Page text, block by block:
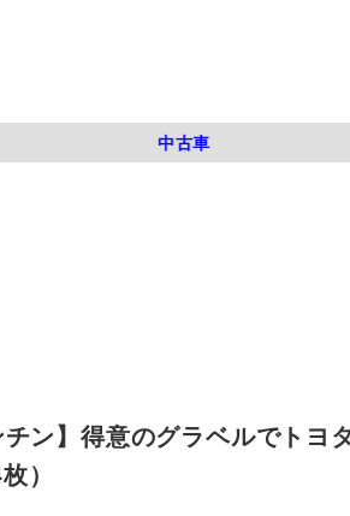
中古車
チン】得意のグラベルでト
）